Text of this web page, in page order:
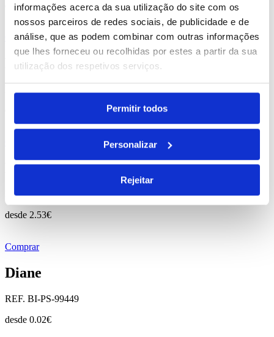
informações acerca da sua utilização do site com os
nossos parceiros de redes sociais, de publicidade e de
análise, que as podem combinar com outras informações
que lhes forneceu ou recolhidas por estes a partir da sua
utilização dos respetivos serviços.
Permitir todos
Personalizar
Rejeitar
desde 1.00€
Comprar
Bortune
Fontaine
REF. BI-PS-98196
desde 2.53€
Comprar
Diane
REF. BI-PS-99449
desde 0.02€